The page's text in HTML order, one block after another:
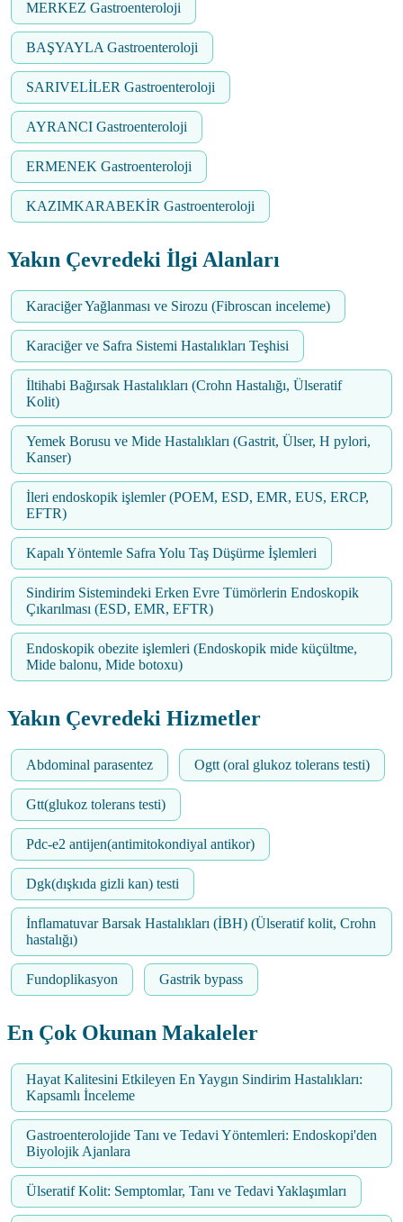
MERKEZ Gastroenteroloji
BAŞYAYLA Gastroenteroloji
SARIVELİLER Gastroenteroloji
AYRANCI Gastroenteroloji
ERMENEK Gastroenteroloji
KAZIMKARABEKİR Gastroenteroloji
Yakın Çevredeki İlgi Alanları
Karaciğer Yağlanması ve Sirozu (Fibroscan inceleme)
Karaciğer ve Safra Sistemi Hastalıkları Teşhisi
İltihabi Bağırsak Hastalıkları (Crohn Hastalığı, Ülseratif
Kolit)
Yemek Borusu ve Mide Hastalıkları (Gastrit, Ülser, H pylori,
Kanser)
İleri endoskopik işlemler (POEM, ESD, EMR, EUS, ERCP,
EFTR)
Kapalı Yöntemle Safra Yolu Taş Düşürme İşlemleri
Sindirim Sistemindeki Erken Evre Tümörlerin Endoskopik
Çıkarılması (ESD, EMR, EFTR)
Endoskopik obezite işlemleri (Endoskopik mide küçültme,
Mide balonu, Mide botoxu)
Yakın Çevredeki Hizmetler
Abdominal parasentez Ogtt (oral glukoz tolerans testi)
Gtt(glukoz tolerans testi)
Pdc-e2 antijen(antimitokondiyal antikor)
Dgk(dışkıda gizli kan) testi
İnflamatuvar Barsak Hastalıkları (İBH) (Ülseratif kolit, Crohn
hastalığı)
Fundoplikasyon Gastrik bypass
En Çok Okunan Makaleler
Hayat Kalitesini Etkileyen En Yaygın Sindirim Hastalıkları:
Kapsamlı İnceleme
Gastroenterolojide Tanı ve Tedavi Yöntemleri: Endoskopi'den
Biyolojik Ajanlara
Ülseratif Kolit: Semptomlar, Tanı ve Tedavi Yaklaşımları